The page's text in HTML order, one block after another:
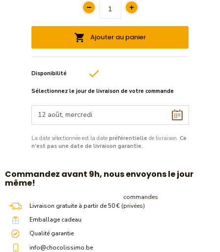
Ajouter au panier
Disponibilité
Sélectionnez le jour de livraison de votre commande
La date sélectionnée est la date préférentielle de livraison. Ce
n'est pas une date de livraison garantie.
​Commandez avant 9h, nous envoyons le jour
même!
Livraison gratuite à partir de 50 € (
commandes
privées)
Emballage cadeau
Qualité garantie
info@chocolissimo.be